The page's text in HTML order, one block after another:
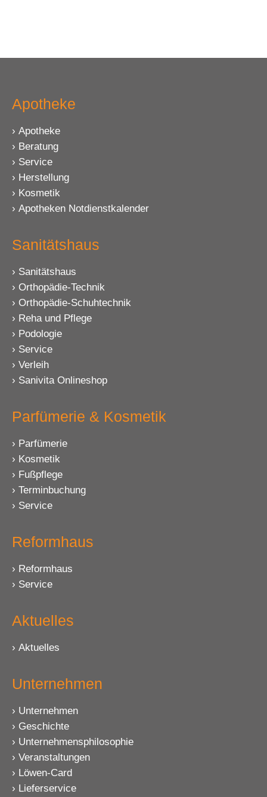
Apotheke
Apotheke
Beratung
Service
Herstellung
Kosmetik
Apotheken Notdienstkalender
Sanitätshaus
Sanitätshaus
Orthopädie-Technik
Orthopädie-Schuhtechnik
Reha und Pflege
Podologie
Service
Verleih
Sanivita Onlineshop
Parfümerie & Kosmetik
Parfümerie
Kosmetik
Fußpflege
Terminbuchung
Service
Reformhaus
Reformhaus
Service
Aktuelles
Aktuelles
Unternehmen
Unternehmen
Geschichte
Unternehmensphilosophie
Veranstaltungen
Löwen-Card
Lieferservice